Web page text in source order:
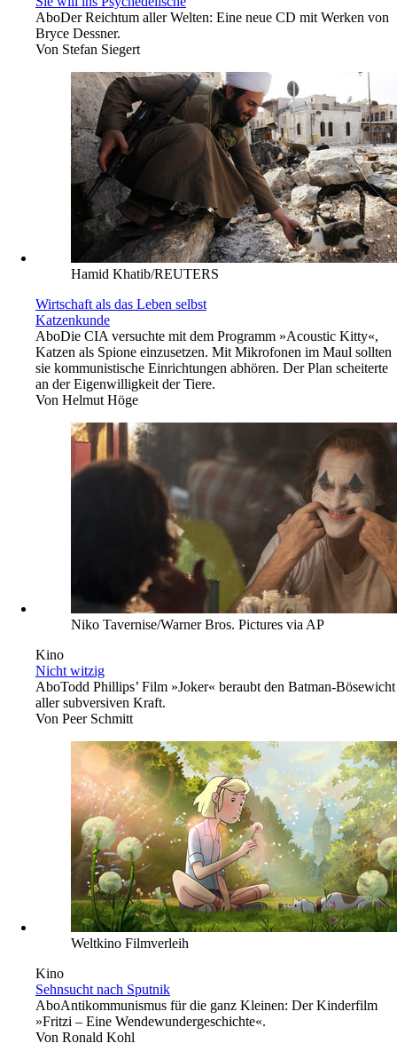
AboDer Reichtum aller Welten: Eine neue CD mit Werken von
Bryce Dessner.
Von Stefan Siegert
Hamid Khatib/REUTERS
Wirtschaft als das Leben selbst
Katzenkunde
AboDie CIA versuchte mit dem Programm »Acoustic Kitty«,
Katzen als Spione einzusetzen. Mit Mikrofonen im Maul sollten
sie kommunistische Einrichtungen abhören. Der Plan scheiterte
an der Eigenwilligkeit der Tiere.
Von Helmut Höge
Niko Tavernise/Warner Bros. Pictures via AP
Kino
Nicht witzig
AboTodd Phillips’ Film »Joker« beraubt den Batman-Bösewicht
aller subversiven Kraft.
Von Peer Schmitt
Weltkino Filmverleih
Kino
Sehnsucht nach Sputnik
AboAntikommunismus für die ganz Kleinen: Der Kinderfilm
»Fritzi – Eine Wendewundergeschichte«.
Von Ronald Kohl